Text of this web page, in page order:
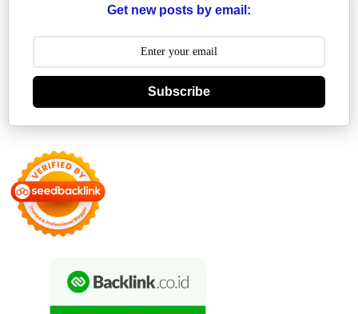
Get new posts by email:
Subscribe